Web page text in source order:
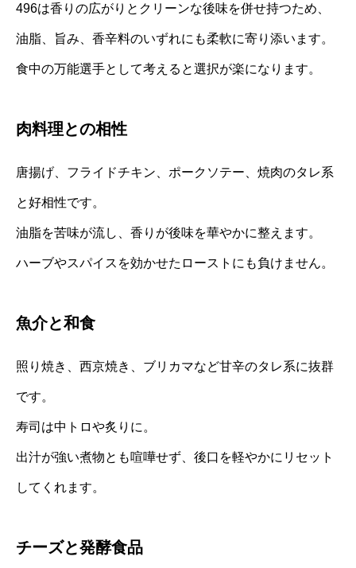
496は香りの広がりとクリーンな後味を併せ持つため、
油脂、旨み、香辛料のいずれにも柔軟に寄り添います。
食中の万能選手として考えると選択が楽になります。
肉料理との相性
唐揚げ、フライドチキン、ポークソテー、焼肉のタレ系
と好相性です。
油脂を苦味が流し、香りが後味を華やかに整えます。
ハーブやスパイスを効かせたローストにも負けません。
魚介と和食
照り焼き、西京焼き、ブリカマなど甘辛のタレ系に抜群
です。
寿司は中トロや炙りに。
出汁が強い煮物とも喧嘩せず、後口を軽やかにリセット
してくれます。
チーズと発酵食品